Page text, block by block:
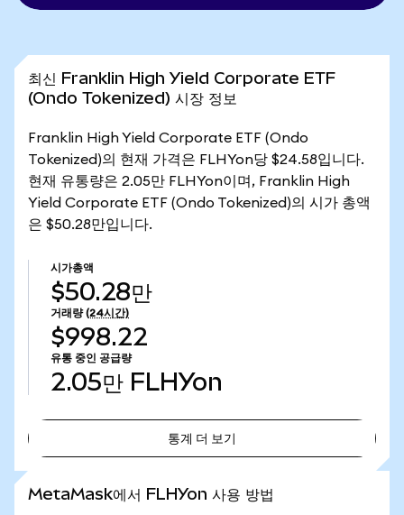
최신 Franklin High Yield Corporate ETF
(Ondo Tokenized) 시장 정보
Franklin High Yield Corporate ETF (Ondo
Tokenized)의 현재 가격은 FLHYon당 $24.58입니다.
현재 유통량은 2.05만 FLHYon이며, Franklin High
Yield Corporate ETF (Ondo Tokenized)의 시가 총액
은 $50.28만입니다.
시가총액
$50.28만
거래량 (24시간)
$998.22
유통 중인 공급량
2.05만 FLHYon
통계 더 보기
MetaMask에서 FLHYon 사용 방법